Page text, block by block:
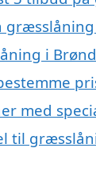
i
med
til